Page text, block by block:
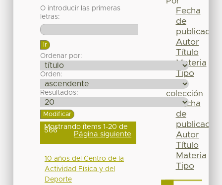
O introducir las primeras
letras:
Ordenar por:
Orden:
Resultados:
Mostrando ítems 1-20 de
566 Página siguiente
10 años del Centro de la
Actividad Física y del
Deporte
Fecha
de
publicación
Autor
Título
Materia
Tipo
colección
Fecha
de
publicación
Autor
Título
Materia
Tipo